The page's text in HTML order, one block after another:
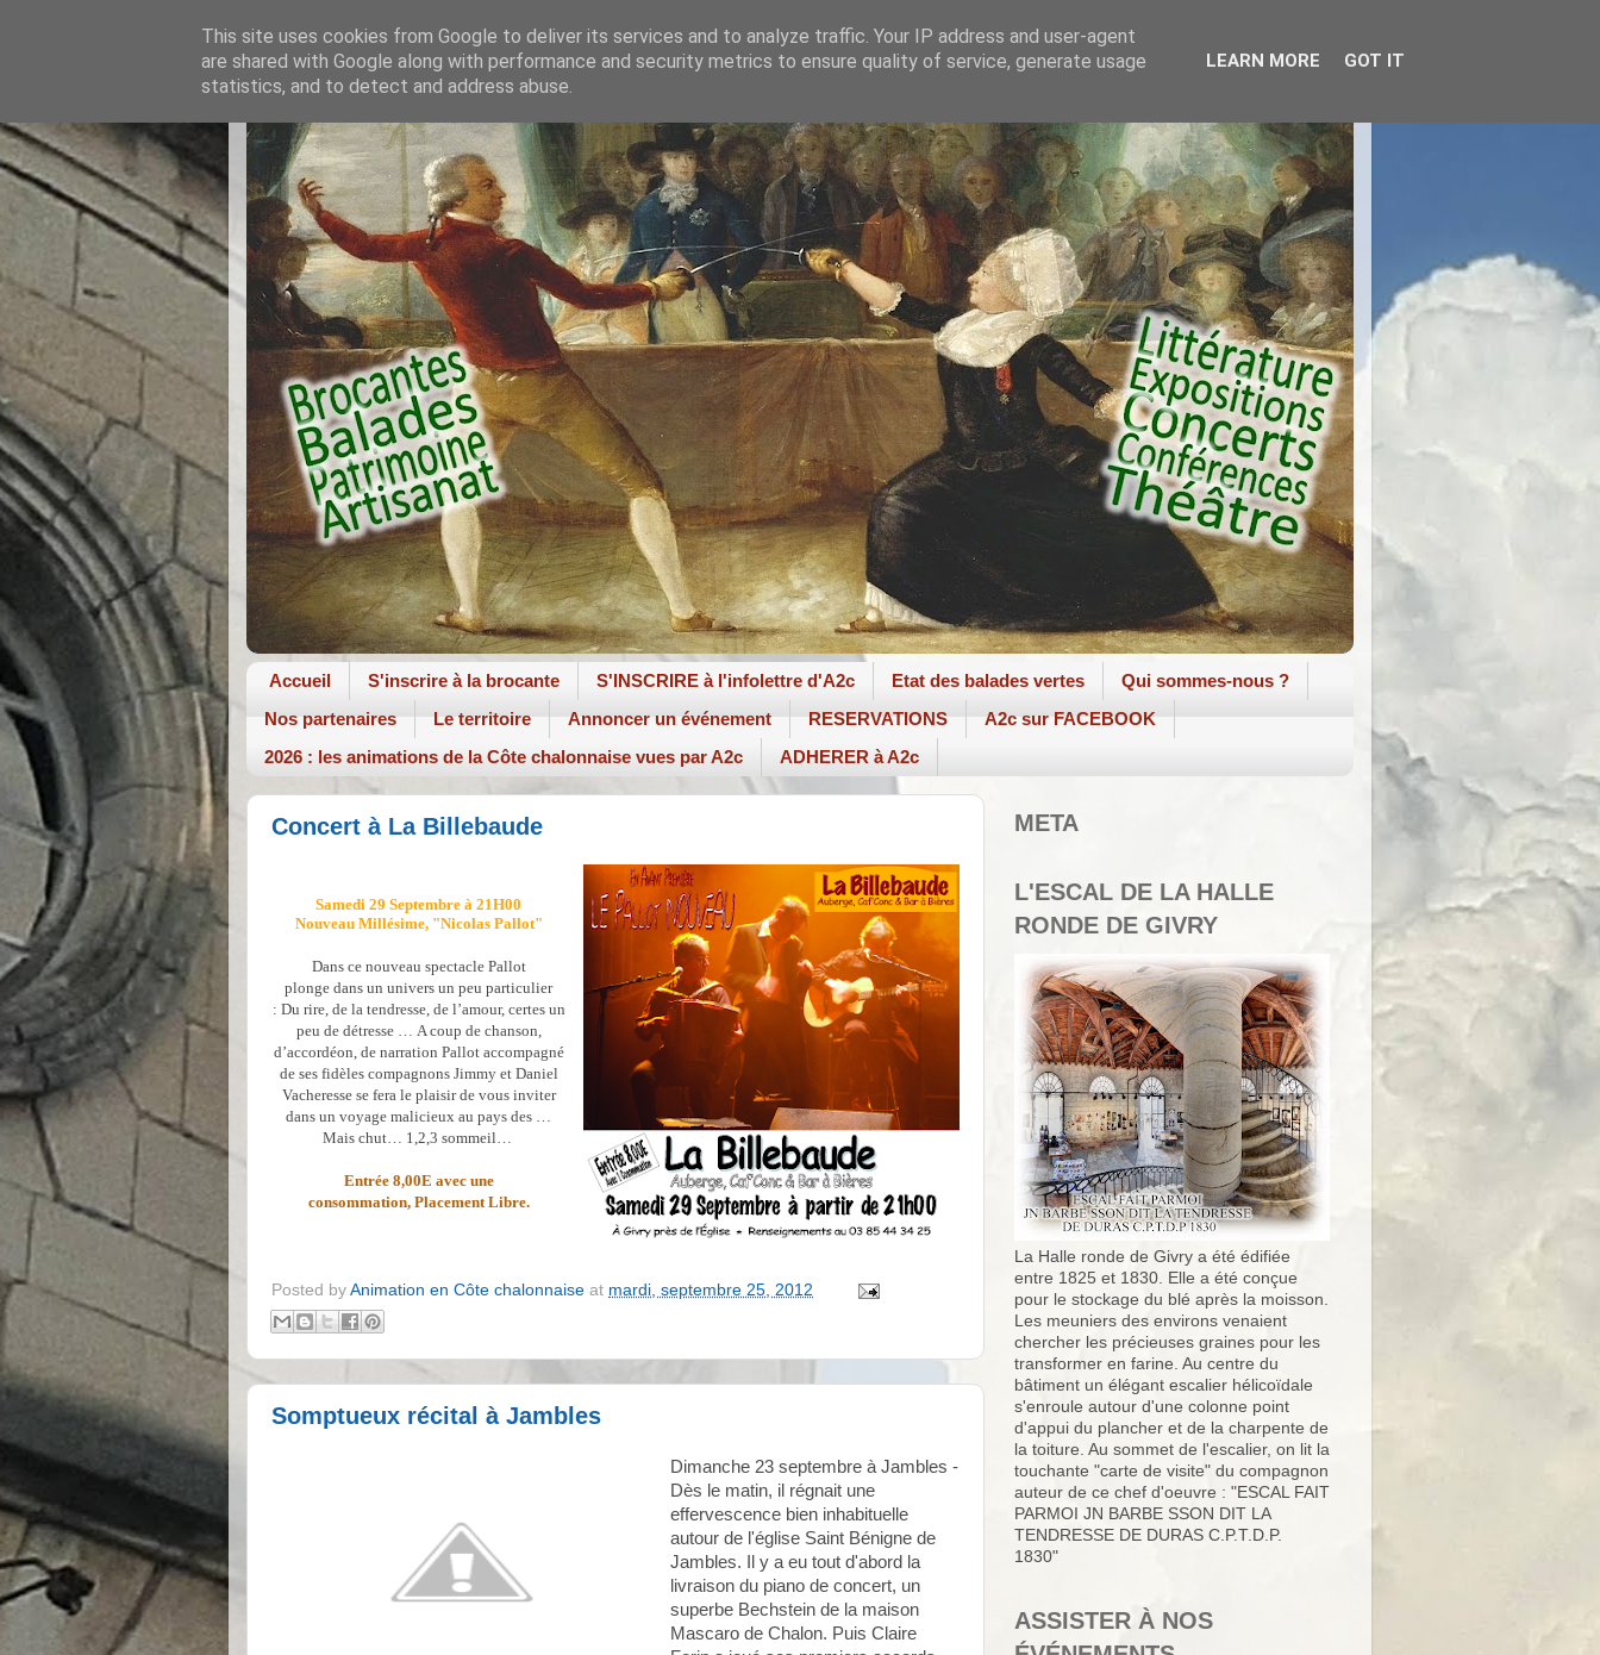
Accueil S'inscrire à la brocante S'INSCRIRE à l'infolettre d'A2c Etat des balades vertes
Qui sommes-nous ?
Nos partenaires
Le territoire Annoncer un événement RESERVATIONS
A2c sur FACEBOOK
2026 : les animations de la Côte chalonnaise vues par A2c
ADHERER à A2c
Concert à La Billebaude
Samedi 29 Septembre à 21H00
Nouveau Millésime, "Nicolas Pallot"
Dans ce nouveau spectacle Pallot
plonge dans un univers un peu particulier
: Du rire, de la tendresse, de l’amour, certes un
peu de détresse … A coup de chanson,
d’accordéon, de narration Pallot accompagné
de ses fidèles compagnons Jimmy et Daniel
Vacheresse se fera le plaisir de vous inviter
dans un voyagemalicieux aupays des …
Mais chut… 1,2,3 sommeil…
Entrée 8,00E avec une
consommation, Placement Libre.
Posted by Animation en Côte chalonnaise at mardi, septembre 25, 2012
Somptueux récital à Jambles
Dimanche 23 septembre à Jambles -
Dès le matin, il régnait une
effervescence bien inhabituelle
autour de l'église Saint Bénigne de
Jambles. Il y a eu tout d'abord la
livraison du piano de concert, un
superbe Bechstein de la maison
Mascaro de Chalon. Puis Claire
META
L'ESCAL DE LA HALLE
RONDE DE GIVRY
La Halle ronde de Givry a été édifiée
entre 1825 et 1830. Elle a été conçue
pour le stockage du blé après la moisson.
Les meuniers des environs venaient
chercher les précieuses graines pour les
transformer en farine. Au centre du
bâtiment un élégant escalier hélicoïdale
s'enroule autour d'une colonne point
d'appui du plancher et de la charpente de
la toiture. Au sommet de l'escalier, on lit la
touchante "carte de visite" du compagnon
auteur de ce chef d'oeuvre : "ESCAL FAIT
PARMOI JN BARBE SSON DIT LA
TENDRESSE DE DURAS C.P.T.D.P.
1830"
ASSISTER À NOS
This site uses cookies from Google to deliver its services and to analyze traffic. Your IP address and user-agent
are shared with Google along with performance and security metrics to ensure quality of service, generate usage
statistics, and to detect and address abuse.
LEARN MORE GOT IT